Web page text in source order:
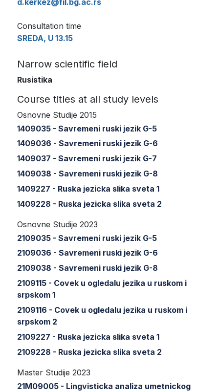
Consultation time
SREDA, U 13.15
Narrow scientific field
Rusistika
Course titles at all study levels
Osnovne Studije 2015
1409035 - Savremeni ruski jezik G-5
1409036 - Savremeni ruski jezik G-6
1409037 - Savremeni ruski jezik G-7
1409038 - Savremeni ruski jezik G-8
1409227 - Ruska jezicka slika sveta 1
1409228 - Ruska jezicka slika sveta 2
Osnovne Studije 2023
2109035 - Savremeni ruski jezik G-5
2109036 - Savremeni ruski jezik G-6
2109038 - Savremeni ruski jezik G-8
2109115 - Covek u ogledalu jezika u ruskom i
srpskom 1
2109116 - Covek u ogledalu jezika u ruskom i
srpskom 2
2109227 - Ruska jezicka slika sveta 1
2109228 - Ruska jezicka slika sveta 2
Master Studije 2023
21M09005 - Lingvisticka analiza umetnickog